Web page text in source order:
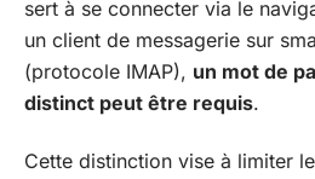
sert à se connecter via le
un client de messagerie sur
(protocole IMAP), un mot de
distinct peut être requis.
Cette distinction vise à limiter